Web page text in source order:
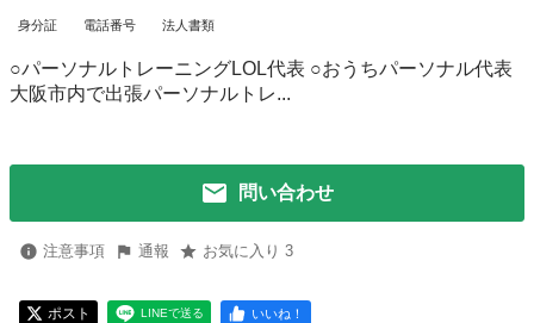
身分証 電話番号 法人書類
○パーソナルトレーニングLOL代表 ○おうちパーソナル代表
大阪市内で出張パーソナルトレ...
問い合わせ
注意事項 通報 お気に入り 3
ポスト LINEで送る いいね！